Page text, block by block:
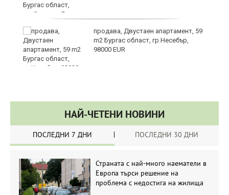
продава, Двустаен апартамент, 59
m2 Бургас област, гр.Несебър,
98000 EUR
НАЙ-ЧЕТЕНИ НОВИНИ
ПОСЛЕДНИ 7 ДНИ ПОСЛЕДНИ 30 ДНИ
Страната с най-много наематели в
Европа търси решение на
проблема с недостига на жилища